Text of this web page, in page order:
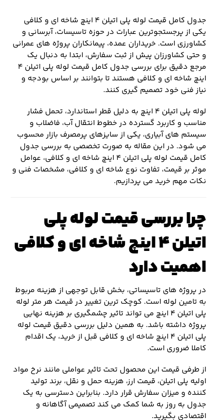
جدول کامل قیمت لوله پلی اتیلن ۴ اینچ شاخه ای و کلافی
یکی از پرجستجوترین عبارات در حوزه تاسیسات، آبرسانی و
کشاورزی است. خریداران عمده، پیمانکاران پروژه های عمرانی
و حتی کشاورزان پیش از ثبت سفارش، ابتدا به دنبال یک
مرجع دقیق برای بررسی جدول کامل قیمت لوله پلی اتیلن ۴
اینچ شاخه ای و کلافی هستند تا بتوانند بر اساس بودجه و
نیاز فنی خود تصمیم گیری کنند.
لوله پلی اتیلن ۴ اینچ به دلیل قطر استاندارد، تحمل فشار
مناسب و کاربرد گسترده در خطوط انتقال آب، فاضلاب و
سیستم های آبیاری، یکی از سایزهای پرمصرف بازار محسوب
می شود. در این مقاله به صورت تخصصی به بررسی جدول
کامل قیمت لوله پلی اتیلن ۴ اینچ شاخه ای و کلافی، عوامل
موثر بر قیمت، تفاوت نوع شاخه ای و کلافی، مشخصات فنی و
نکات مهم خرید می پردازیم.
چرا بررسی قیمت لوله پلی
اتیلن ۴ اینچ شاخه ای و کلافی
اهمیت دارد
در پروژه های تاسیساتی، بخش قابل توجهی از هزینه مربوط
به تامین لوله است. کوچک ترین تغییر در قیمت هر متر لوله
پلی اتیلن ۴ اینچ می تواند تاثیر چشمگیری بر هزینه نهایی
پروژه داشته باشد. به همین دلیل بررسی دقیق قیمت لوله
پلی اتیلن ۴ اینچ شاخه ای و کلافی قبل از خرید، یک اقدام
کاملا ضروری است.
از طرفی قیمت این محصول تحت تاثیر عواملی مانند نرخ مواد
اولیه پلی اتیلن، قیمت ارز، هزینه حمل و نقل، برند تولید
کننده و میزان سفارش قرار دارد. بنابراین دسترسی به یک
جدول به روز به شما کمک می کند تصمیمی آگاهانه و
اقتصادی بگیرید.